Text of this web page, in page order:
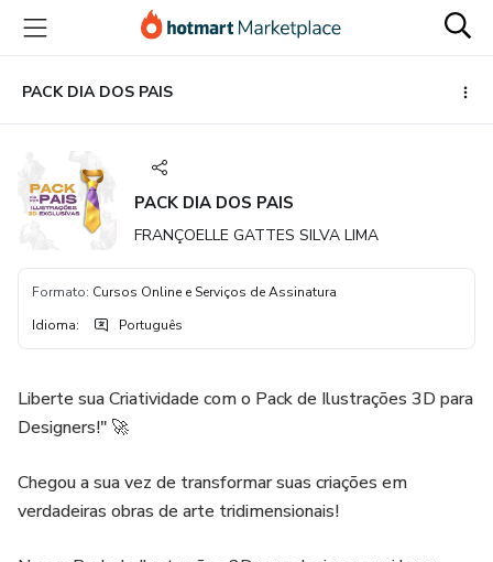
para
conteúdo
principal
para
pagamento
para
rodapéPACK DIA DOS PAIS
PACK DIA DOS PAIS
FRANÇOELLE GATTES SILVA LIMA
Formato: Cursos Online e Serviços de Assinatura
Idioma: Português
Liberte sua Criatividade com o Pack de Ilustrações 3D para
Designers!" 🚀
Chegou a sua vez de transformar suas criações em
verdadeiras obras de arte tridimensionais!